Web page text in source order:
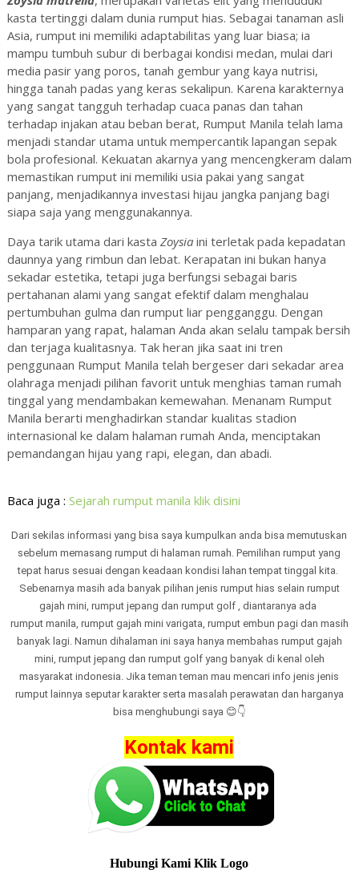
kasta tertinggi dalam dunia rumput hias. Sebagai tanaman asli
Asia, rumput ini memiliki adaptabilitas yang luar biasa; ia
mampu tumbuh subur di berbagai kondisi medan, mulai dari
media pasir yang poros, tanah gembur yang kaya nutrisi,
hingga tanah padas yang keras sekalipun. Karena karakternya
yang sangat tangguh terhadap cuaca panas dan tahan
terhadap injakan atau beban berat, Rumput Manila telah lama
menjadi standar utama untuk mempercantik lapangan sepak
bola profesional. Kekuatan akarnya yang mencengkeram dalam
memastikan rumput ini memiliki usia pakai yang sangat
panjang, menjadikannya investasi hijau jangka panjang bagi
siapa saja yang menggunakannya.
Daya tarik utama dari kasta Zoysiaini terletak pada kepadatan
daunnya yang rimbun dan lebat. Kerapatan ini bukan hanya
sekadar estetika, tetapi juga berfungsi sebagai baris
pertahanan alami yang sangat efektif dalam menghalau
pertumbuhan gulma dan rumput liar pengganggu. Dengan
hamparan yang rapat, halaman Anda akan selalu tampak bersih
dan terjaga kualitasnya. Tak heran jika saat ini tren
penggunaan Rumput Manila telah bergeser dari sekadar area
olahraga menjadi pilihan favorit untuk menghias taman rumah
tinggal yang mendambakan kemewahan. Menanam Rumput
Manila berarti menghadirkan standar kualitas stadion
internasional ke dalam halaman rumah Anda, menciptakan
pemandangan hijau yang rapi, elegan, dan abadi.
Baca juga : Sejarah rumput manila klik disini
Dari sekilas informasi yang bisa saya kumpulkan anda bisa memutuskan
sebelum memasang rumput di halaman rumah. Pemilihan rumput yang
tepat harus sesuai dengan keadaan kondisi lahan tempat tinggal kita.
Sebenarnya masih ada banyak pilihan jenis rumput hias selain rumput
gajah mini, rumput jepang dan rumput golf , diantaranya ada
rumput manila, rumput gajah mini varigata, rumput embun pagi dan masih
banyak lagi. Namun dihalaman ini saya hanya membahas rumput gajah
mini, rumput jepang dan rumput golf yang banyak di kenal oleh
masyarakat indonesia. Jika teman teman mau mencari info jenis jenis
rumput lainnya seputar karakter serta masalah perawatan dan harganya
bisa menghubungi saya 😊👇
Kontak kami
Hubungi Kami Klik Logo